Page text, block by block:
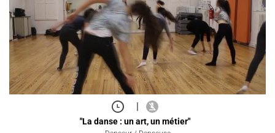
|
"La danse : un art, un métier"